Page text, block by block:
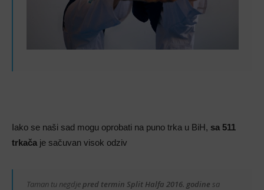
Iako se naši sad mogu oprobati na puno trka u BiH, sa 511
trkača je sačuvan visok odziv
Taman tu negdje pred termin Split Halfa 2016. godine sa